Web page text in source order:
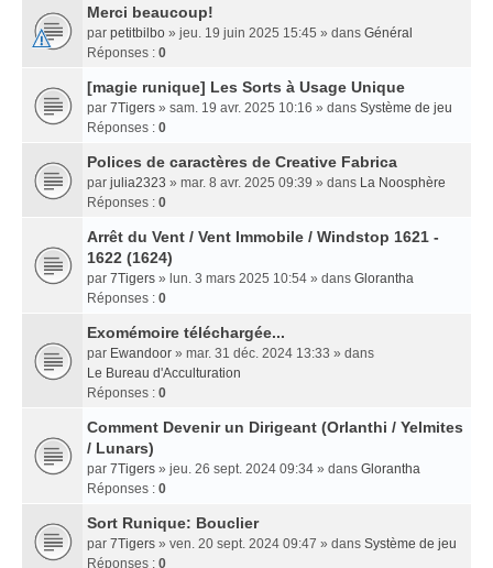
Merci beaucoup!
par petitbilbo » jeu. 19 juin 2025 15:45 » dans Général
Réponses : 0
[magie runique] Les Sorts à Usage Unique
par 7Tigers » sam. 19 avr. 2025 10:16 » dans Système de jeu
Réponses : 0
Polices de caractères de Creative Fabrica
par julia2323 » mar. 8 avr. 2025 09:39 » dans La Noosphère
Réponses : 0
Arrêt du Vent / Vent Immobile / Windstop 1621 -
1622 (1624)
par 7Tigers » lun. 3 mars 2025 10:54 » dans Glorantha
Réponses : 0
Exomémoire téléchargée...
par Ewandoor » mar. 31 déc. 2024 13:33 » dans
Le Bureau d'Acculturation
Réponses : 0
Comment Devenir un Dirigeant (Orlanthi / Yelmites
/ Lunars)
par 7Tigers » jeu. 26 sept. 2024 09:34 » dans Glorantha
Réponses : 0
Sort Runique: Bouclier
par 7Tigers » ven. 20 sept. 2024 09:47 » dans Système de jeu
Réponses : 0